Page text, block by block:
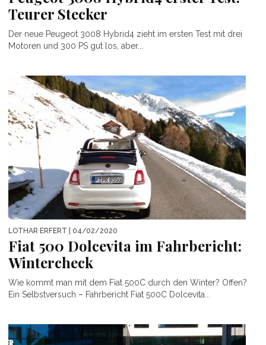
Teurer Stecker
Der neue Peugeot 3008 Hybrid4 zieht im ersten Test mit drei
Motoren und 300 PS gut los, aber...
LOTHAR ERFERT | 04/02/2020
Fiat 500 Dolcevita im Fahrbericht:
Wintercheck
Wie kommt man mit dem Fiat 500C durch den Winter? Offen?
Ein Selbstversuch – Fahrbericht Fiat 500C Dolcevita...